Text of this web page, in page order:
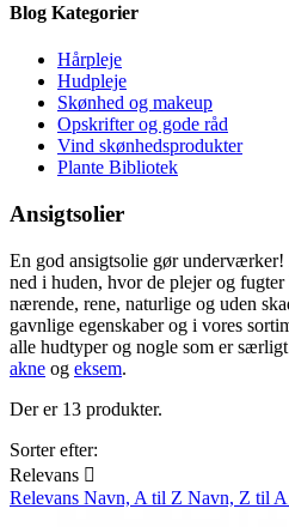
Blog Kategorier
Hårpleje
Hudpleje
Skønhed og makeup
Opskrifter og gode råd
Vind skønhedsprodukter
Plante Bibliotek
Ansigtsolier
En god ansigtsolie gør
ned i huden, hvor de plejer og
nærende, rene, naturlige og uden
gavnlige egenskaber og i vores
alle hudtyper og nogle som er
akne og eksem.
Der er 13 produkter.
Sorter efter:
Relevans 
Relevans Navn, A til Z Navn, Z til A